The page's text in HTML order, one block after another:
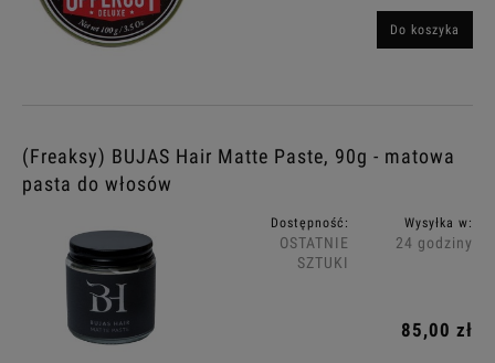
Do koszyka
(Freaksy) BUJAS Hair Matte Paste, 90g - matowa
pasta do włosów
Dostępność:
OSTATNIE
SZTUKI
Wysyłka w:
24 godziny
85,00 zł